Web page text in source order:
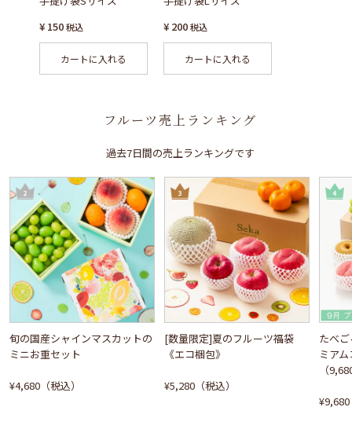
¥ 150税込
カートに入れる
¥ 200税込
カートに入れる
フルーツ売上ランキング
過去7日間の売上ランキングです
旬の国産シャインマスカットの
ミニお重セット
¥4,680（税込）
[数量限定]夏のフルーツ福袋
《エコ梱包》
¥5,280（税込）
たべ
ミア
（